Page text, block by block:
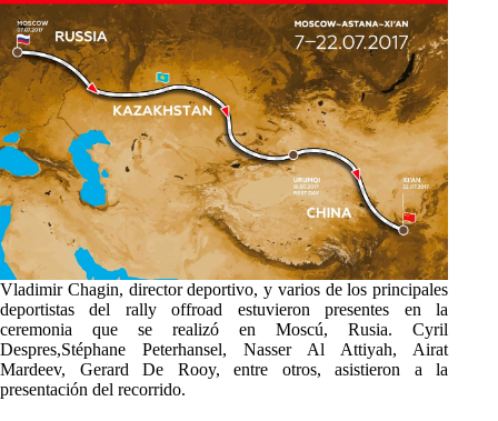
Vladimir Chagin, director deportivo, y varios de los principales
deportistas del rally offroad estuvieron presentes en la
ceremonia que se realizó en Moscú, Rusia. Cyril
Despres,Stéphane Peterhansel, Nasser Al Attiyah, Airat
Mardeev, Gerard De Rooy, entre otros, asistieron a la
presentación del recorrido.